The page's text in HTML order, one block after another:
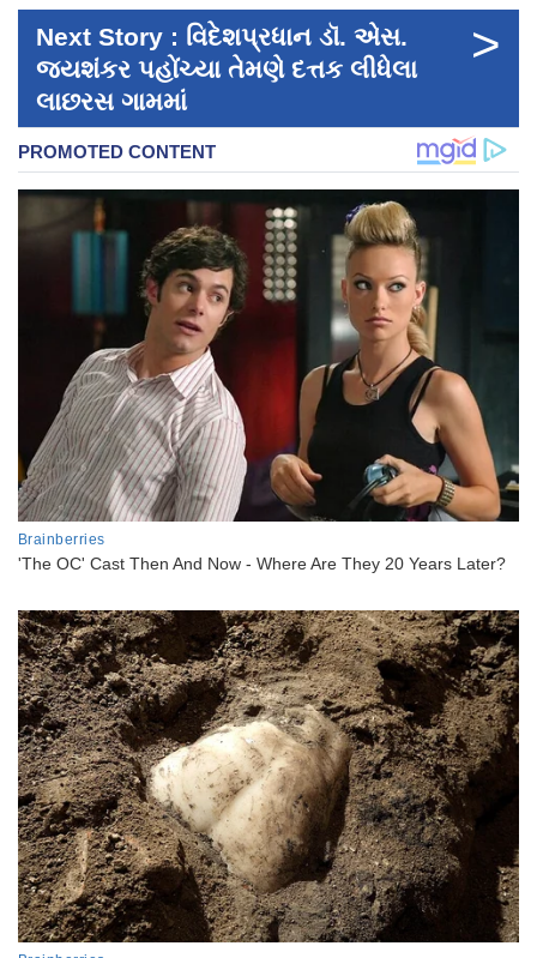
Next Story : વિદેશપ્રધાન ડૉ. એસ.
જયશંકર પહોંચ્યા તેમણે દત્તક લીધેલા
લાછરસ ગામમાં
>